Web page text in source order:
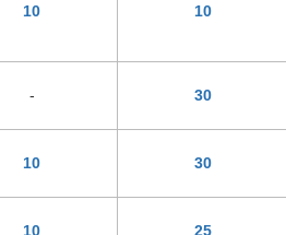
10 10
- 30
10 30
10 25